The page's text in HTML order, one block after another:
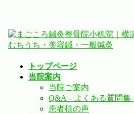
コ
ン
ナ
ビ
トップページ
当院案内
当院ご案内
Q&A – よくある質問集-
患者様の声